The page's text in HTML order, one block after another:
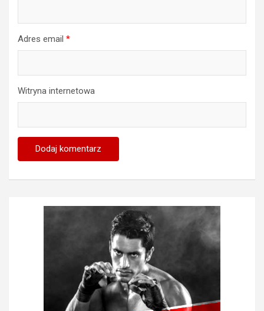
Adres email *
Witryna internetowa